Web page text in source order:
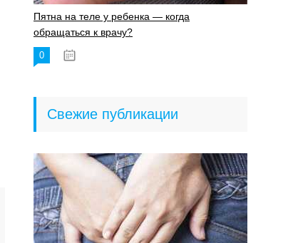
Пятна на теле у ребенка — когда
обращаться к врачу?
0
Свежие публикации